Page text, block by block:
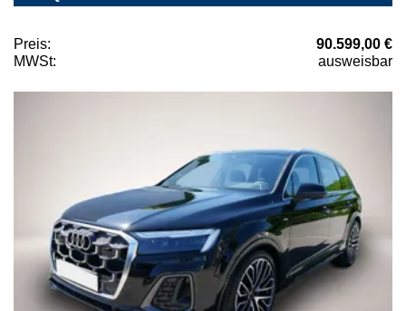
Preis:
90.599,00 €
MWSt:
ausweisbar